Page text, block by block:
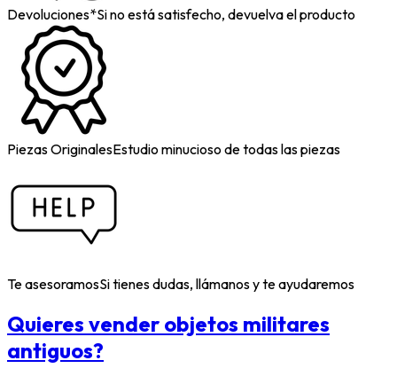
Devoluciones*Si no está satisfecho, devuelva el producto
Piezas OriginalesEstudio minucioso de todas las piezas
Te asesoramosSi tienes dudas, llámanos y te ayudaremos
Quieres vender objetos militares
antiguos?